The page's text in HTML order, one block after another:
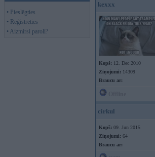
• Pieslēgties
• Reģistrēties
• Aizmirsi paroli?
kexxx
Kopš: 12. Dec 2010
Ziņojumi: 14309
Braucu ar:
cirkul
Kopš: 09. Jun 2015
Ziņojumi: 64
Braucu ar: